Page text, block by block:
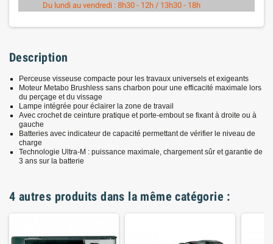
Du lundi au vendredi : 8h30 - 12h / 13h30 - 18h
Description
Perceuse visseuse compacte pour les travaux universels et exigeants
Moteur Metabo Brushless sans charbon pour une efficacité maximale lors
du perçage et du vissage
Lampe intégrée pour éclairer la zone de travail
Avec crochet de ceinture pratique et porte-embout se fixant à droite ou à
gauche
Batteries avec indicateur de capacité permettant de vérifier le niveau de
charge
Technologie Ultra-M : puissance maximale, chargement sûr et garantie de
3 ans sur la batterie
4 autres produits dans la même catégorie :